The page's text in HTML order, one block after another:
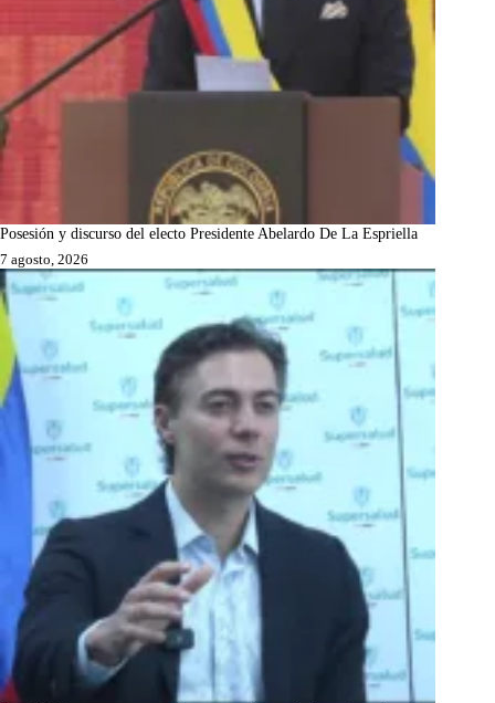
Posesión y discurso del electo Presidente Abelardo De La Espriella
7 agosto, 2026